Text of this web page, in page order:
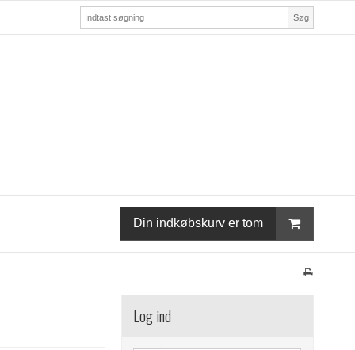
Søg
Din indkøbskurv er tom
Log ind